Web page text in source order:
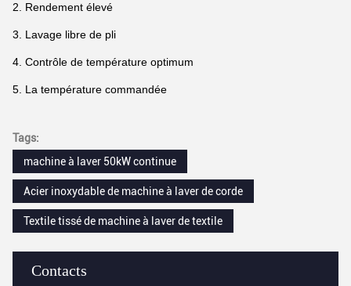
Contacts
2. Rendement élevé
3. Lavage libre de pli
4. Contrôle de température optimum
5. La température commandée
Tags:
machine à laver 50kW continue
Acier inoxydable de machine à laver de corde
Textile tissé de machine à laver de textile